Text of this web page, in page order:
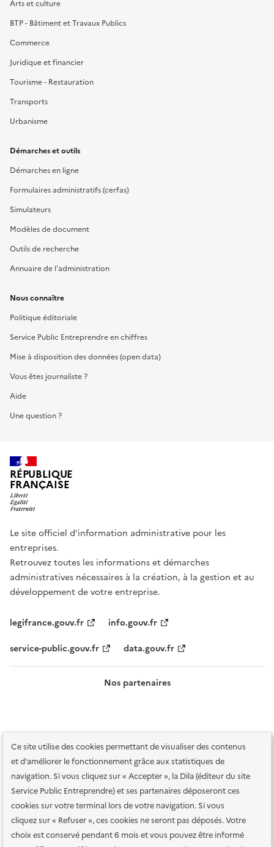
Ce site utilise des cookies permettant de visualiser des contenus
et d'améliorer le fonctionnement grâce aux statistiques de
navigation. Si vous cliquez sur « Accepter », la Dila (éditeur du site
Service Public Entreprendre) et ses partenaires déposeront ces
cookies sur votre terminal lors de votre navigation. Si vous
cliquez sur « Refuser », ces cookies ne seront pas déposés. Votre
choix est conservé pendant 6 mois et vous pouvez être informé
Arts et culture
BTP - Bâtiment et Travaux Publics
Commerce
Juridique et financier
Tourisme - Restauration
Transports
Urbanisme
Démarches et outils
Démarches en ligne
Formulaires administratifs (cerfas)
Simulateurs
Modèles de document
Outils de recherche
Annuaire de l'administration
Nous connaître
Politique éditoriale
Service Public Entreprendre en chiffres
Mise à disposition des données (open data)
Vous êtes journaliste ?
Aide
Une question ?
RÉPUBLIQUE
FRANÇAISE
Le site officiel d’information administrative pour les
entreprises.
Retrouvez toutes les informations et démarches
administratives nécessaires à la création, à la gestion et au
développement de votre entreprise.
legifrance.gouv.fr
info.gouv.fr
service-public.gouv.fr
data.gouv.fr
Nos partenaires
Plan du site Accessibilité : totalement conforme
Accessibilité des
services en ligne
Mentions légales Données personnelles et sécurité
Conditions générales d'utilisation
Gestion des cookies